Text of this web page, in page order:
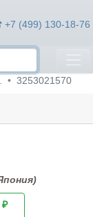
(499) 130-18-76
3253021570
₽